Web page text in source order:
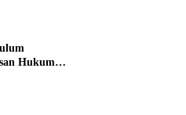
Hukum